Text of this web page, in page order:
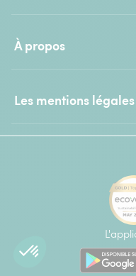
À propos
Les mentions légales